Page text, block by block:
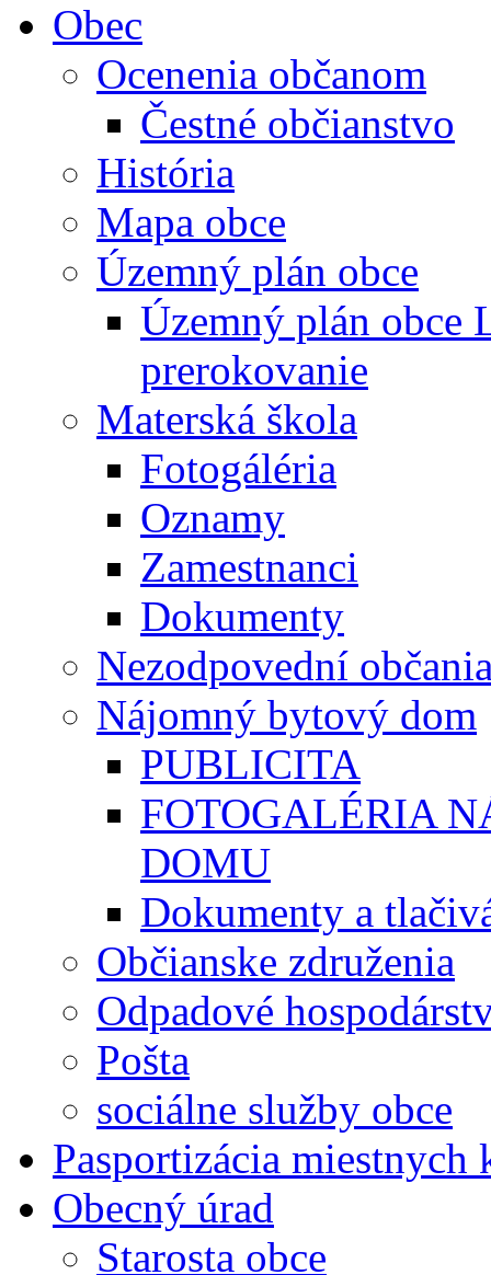
Obec
Ocenenia občanom
Čestné občianstvo
História
Mapa obce
Územný plán obce
Územný plán obce
prerokovanie
Materská škola
Fotogáléria
Oznamy
Zamestnanci
Dokumenty
Nezodpovední
Nájomný bytový dom
PUBLICITA
FOTOGALÉRIA
DOMU
Dokumenty a
Občianske združenia
Odpadové
Pošta
sociálne služby obce
Pasportizácia
Obecný úrad
Starosta obce